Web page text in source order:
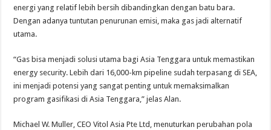
energi yang relatif lebih bersih dibandingkan dengan batu bara.
Dengan adanya tuntutan penurunan emisi, maka gas jadi alternatif
utama.
“Gas bisa menjadi solusi utama bagi Asia Tenggara untuk memastikan
energy security. Lebih dari 16,000-km pipeline sudah terpasang di SEA,
ini menjadi potensi yang sangat penting untuk memaksimalkan
program gasifikasi di Asia Tenggara,” jelas Alan.
Michael W. Muller, CEO Vitol Asia Pte Ltd, menuturkan perubahan pola